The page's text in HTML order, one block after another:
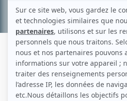
JEAN-MARC LAUZON
Liens
Fiche de Jean-Marc Lauzon sur Showbizz.net